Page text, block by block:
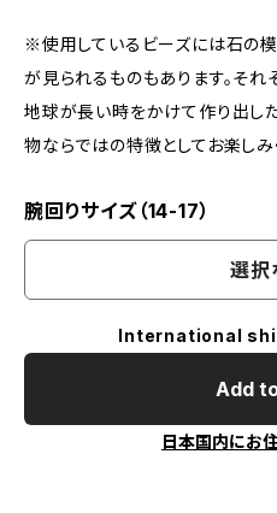
※使用しているビーズには石の模
が見られるものもあります。それ
地球が長い時をかけて作り出し
物ならではの特徴としてお楽しみ
腕回りサイズ（14-17）
選択
International
Add
日本国内にお